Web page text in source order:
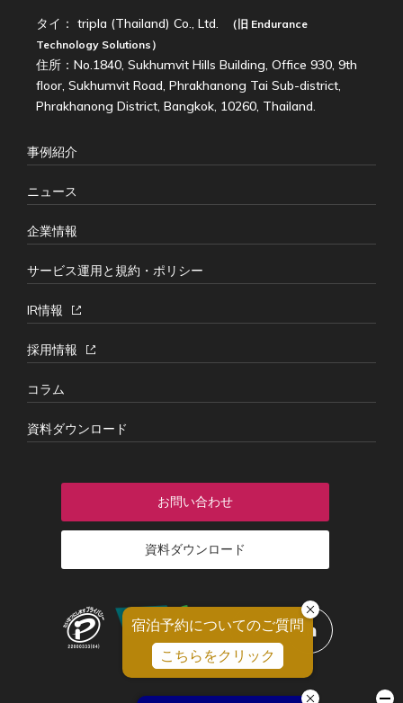
タイ： tripla (Thailand) Co., Ltd. （旧 Endurance
Technology Solutions ）
住所：No.1840, Sukhumvit Hills Building, Office 930, 9th
floor, Sukhumvit Road, Phrakhanong Tai Sub-district,
Phrakhanong District, Bangkok, 10260, Thailand.
事例紹介
ニュース
企業情報
サービス運用と規約・ポリシー
IR情報
採用情報
コラム
資料ダウンロード
お問い合わせ
資料ダウンロード